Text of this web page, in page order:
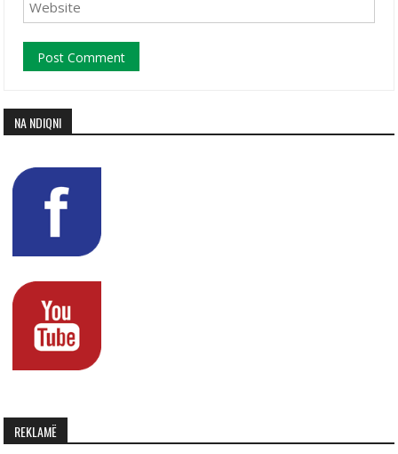
NA NDIQNI
REKLAMË